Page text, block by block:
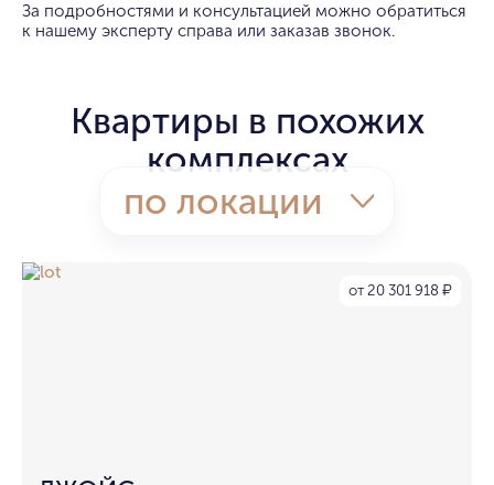
За подробностями и консультацией можно обратиться
к нашему эксперту справа или заказав звонок.
Квартиры в похожих
комплексах
по локации
от 20 301 918 ₽